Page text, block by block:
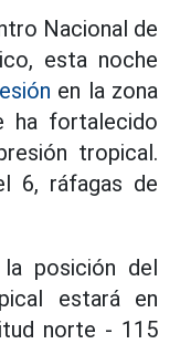
Nacional de
esta noche
en la zona
ha fortalecido
tropical.
6, ráfagas de
posición del
estará en
norte - 115